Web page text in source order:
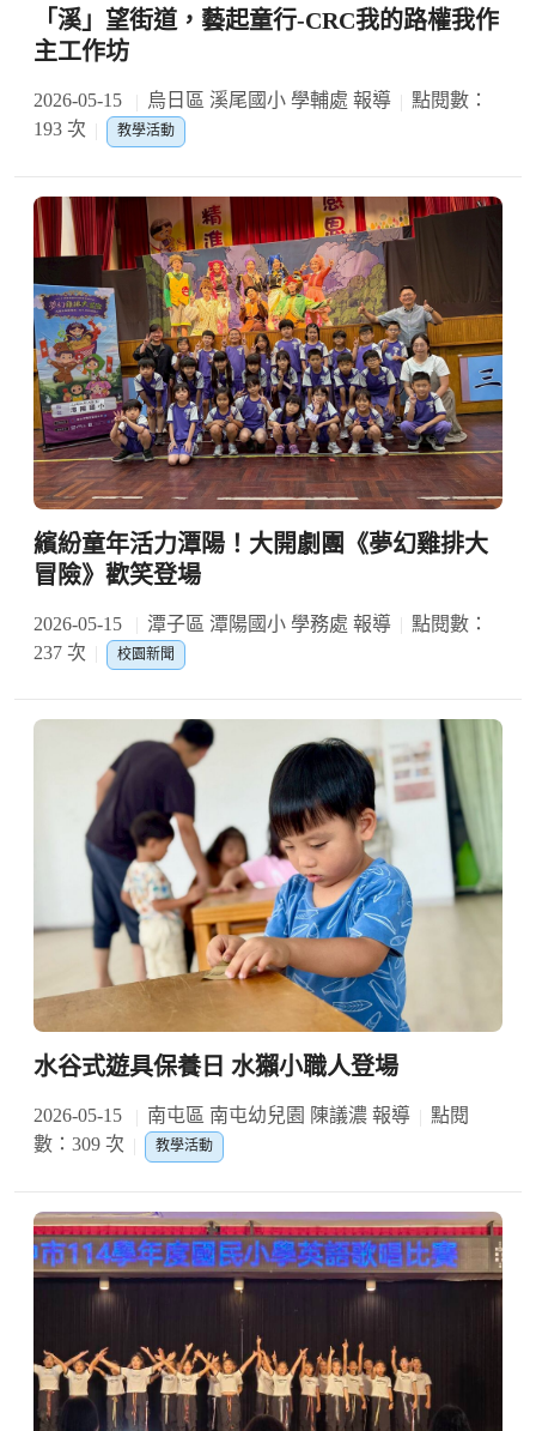
「溪」望街道，藝起童行-CRC我的路權我作
主工作坊
2026-05-15 烏日區 溪尾國小 學輔處 報導
點閱數：
193 次
教學活動
繽紛童年活力潭陽！大開劇團《夢幻雞排大
冒險》歡笑登場
2026-05-15 潭子區 潭陽國小 學務處 報導
點閱數：
237 次
校園新聞
水谷式遊具保養日 水獺小職人登場
2026-05-15 南屯區 南屯幼兒園 陳議濃 報導
點閱
數：309 次
教學活動